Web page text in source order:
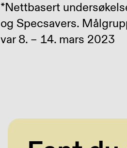
*Nettbasert
og Specsavers.
var 8. – 14. mars 2023